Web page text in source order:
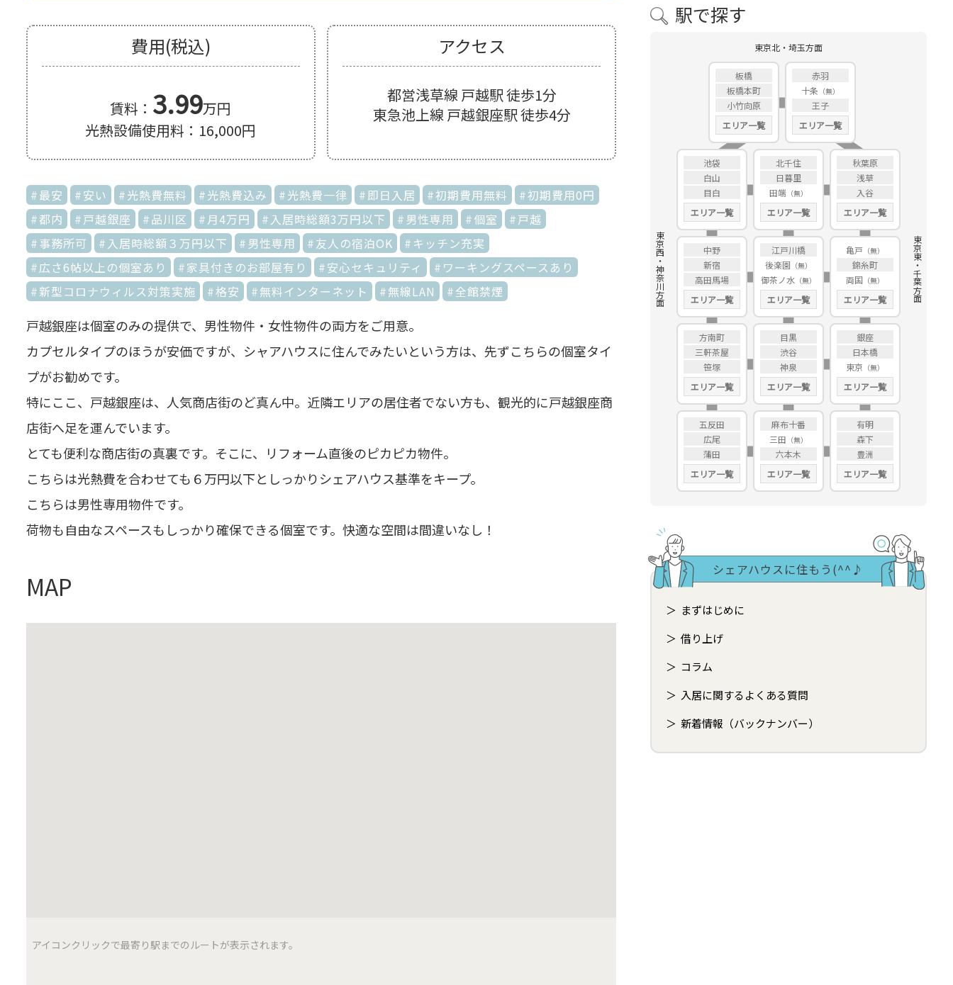
費用(税込)
賃料： 3.99万円
光熱設備使用料：16,000円
アクセス
都営浅草線 戸越駅 徒歩1分
東急池上線 戸越銀座駅 徒歩4分
最安 安い 光熱費無料 光熱費込み 光熱費一律 即日入居 初期費用無料
初期費用0円
都内
戸越銀座 品川区 月4万円 入居時総額3万円以下 男性専用 個室
戸越
事務所可
入居時総額３万円以下 男性専用 友人の宿泊OK
キッチン充実
広さ6帖以上の個室あり
家具付きのお部屋有り 安心セキュリティ
ワーキングスペースあり
新型コロナウィルス対策実施
格安 無料インターネット 無線LAN 全館禁煙
戸越銀座は個室のみの提供で、男性物件・女性物件の両方をご用意。
カプセルタイプのほうが安価ですが、シャアハウスに住んでみたいという方は、先ずこちらの個室タイ
プがお勧めです。
特にここ、戸越銀座は、人気商店街のど真ん中。近隣エリアの居住者でない方も、観光的に戸越銀座商
店街へ足を運んでいます。
とても便利な商店街の真裏です。そこに、リフォーム直後のピカピカ物件。
こちらは光熱費を合わせても６万円以下としっかりシェアハウス基準をキープ。
こちらは男性専用物件です。
荷物も自由なスペースもしっかり確保できる個室です。快適な空間は間違いなし！
MAP
アイコンクリックで最寄り駅までのルートが表示されます。
駅で探す
東京北・埼玉方面
板橋
板橋本町
小竹向原
エリア一覧
赤羽
十条
王子
エリア一覧
池袋
白山
目白
エリア一覧
北千住
日暮里
田端
エリア一覧
秋葉原
浅草
入谷
エリア一覧
中野
新宿
高田馬場
エリア一覧
江戸川橋
後楽園
御茶ノ水
エリア一覧
亀戸
錦糸町
両国
エリア一覧
方南町
三軒茶屋
笹塚
エリア一覧
目黒
渋谷
神泉
エリア一覧
銀座
日本橋
東京
エリア一覧
五反田
広尾
蒲田
エリア一覧
麻布十番
三田
六本木
エリア一覧
有明
森下
豊洲
エリア一覧
東京西・神奈川方面 東京東・千葉方面
シェアハウスに住もう(^^♪
まずはじめに
借り上げ
コラム
入居に関するよくある質問
新着情報（バックナンバー）